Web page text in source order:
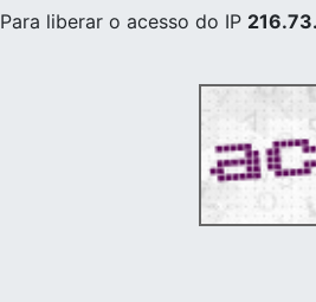
Para liberar o acesso do IP